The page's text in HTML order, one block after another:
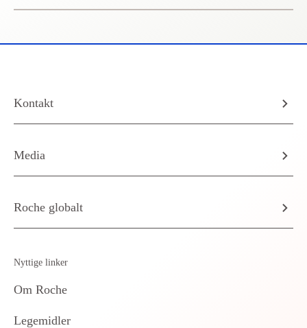
Kontakt
Media
Roche globalt
Nyttige linker
Om Roche
Legemidler